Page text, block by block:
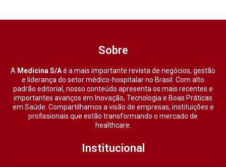
Sobre
A Medicina S/Aé a mais importante revista de negócios, gestão
e liderança do setor médico-hospitalar no Brasil. Com alto
padrão editorial, nosso conteúdo apresenta os mais recentes e
importantes avanços em Inovação, Tecnologia e Boas Práticas
em Saúde. Compartilhamos a visão de empresas, instituições e
profissionais que estão transformando o mercado de
healthcare.
Institucional